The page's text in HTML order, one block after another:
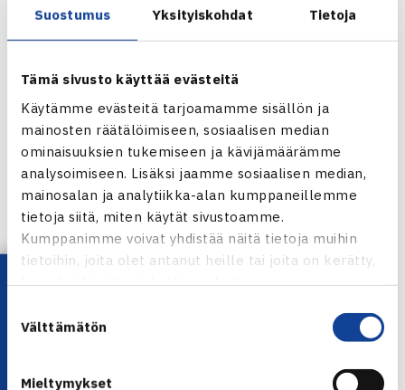
Suostumus Yksityiskohdat Tietoja
Tämä sivusto käyttää evästeitä
Käytämme evästeitä tarjoamamme sisällön ja
mainosten räätälöimiseen, sosiaalisen median
ominaisuuksien tukemiseen ja kävijämäärämme
analysoimiseen. Lisäksi jaamme sosiaalisen median,
mainosalan ja analytiikka-alan kumppaneillemme
tietoja siitä, miten käytät sivustoamme.
Kumppanimme voivat yhdistää näitä tietoja muihin
tietoihin, joita olet antanut heille tai joita on kerätty,
kun olet käyttänyt heidän palvelujaan.
valinta
Välttämätön
Mieltymykset
että myös pääkaupunkiseudun ulkopuolisiin kilpailuihin
saadaan hyvä kaavio, Heliövaara sanoo.
– Kärjen lisäksi tasokkaita matseja on luvassa myös
haastajille.
Heliövaara piti tenniksestä Norpe Tennisliigan päätyttyä
kuukauden tauon ja on viimeisen viikon treenannut innolla.
– Aina alussa on hakemista, mutta nyt lyönnit ovat
alkaneet löytyä. Hauskaa päästä lauantaina pelaamaan,
Heliövaara kertoo.
Naisissa ykkössijoitettuna on , kakkosena
Milka-
edustavat Tampereen Tennisseuraa.
Lataa OmaTennis!